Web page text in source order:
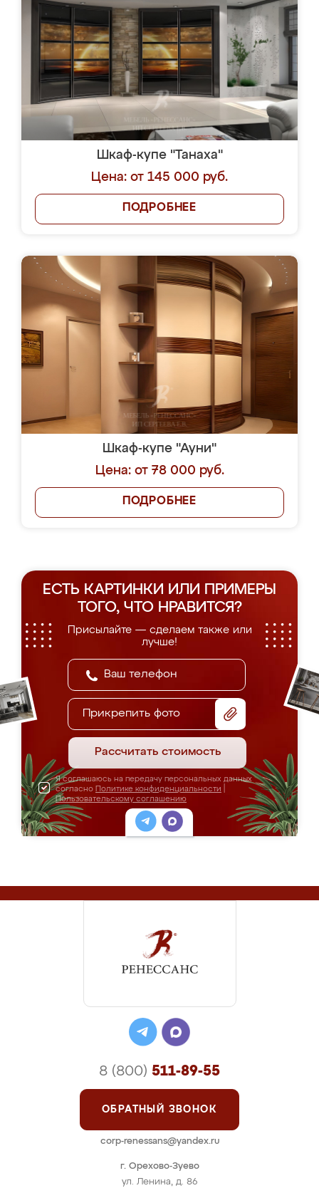
Шкаф-купе "Танаха"
Цена: от 145 000 руб.
ПОДРОБНЕЕ
Шкаф-купе "Ауни"
Цена: от 78 000 руб.
ПОДРОБНЕЕ
ЕСТЬ КАРТИНКИ ИЛИ ПРИМЕРЫ
ТОГО, ЧТО НРАВИТСЯ?
Присылайте — сделаем также или
лучше!
Прикрепить фото
Рассчитать стоимость
Я соглашаюсь на передачу персональных данных
согласно Политике конфиденциальности
Пользовательскому соглашению
г. Орехово-Зуево
ул. Ленина, д. 86
8 (800) 511-89-55
ОБРАТНЫЙ ЗВОНОК
corp-renessans@yandex.ru